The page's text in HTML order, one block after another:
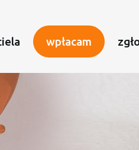
wpłacam